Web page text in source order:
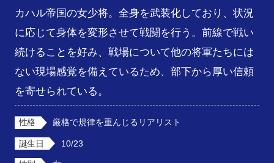
カハル帝国の女少将。全身を武装化しており、状況
に応じて身体を変形させて戦闘を行う。前線で戦い
続けることを好み、戦場について他の将軍たちには
ない現場感覚を備えているため、部下から厚い信頼
を寄せられている。
性格 厳格で規律を重んじるリアリスト
誕生日 10/23